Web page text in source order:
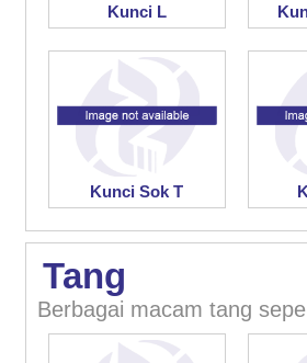
Kunci L
Kunci Sok T
Tang
Berbagai macam tang